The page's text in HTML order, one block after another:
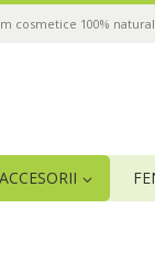
cosmetice 100%
ACCESORII